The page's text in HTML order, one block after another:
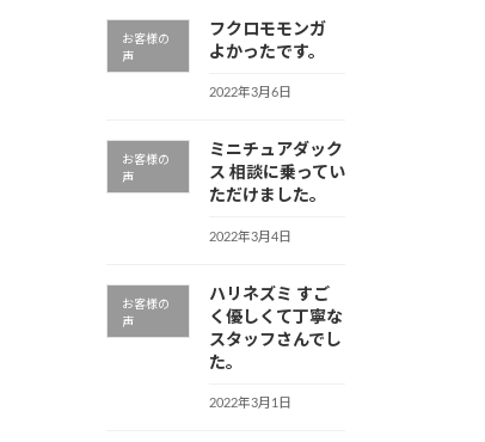
お客様の
声
フクロモモンガ
よかったです。
2022年3月6日
お客様の
声
ミニチュアダック
ス 相談に乗ってい
ただけました。
2022年3月4日
お客様の
声
ハリネズミ すご
く優しくて丁寧な
スタッフさんでし
た。
2022年3月1日